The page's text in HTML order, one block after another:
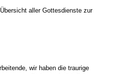
aller Gottesdienste zur
wir haben die traurige